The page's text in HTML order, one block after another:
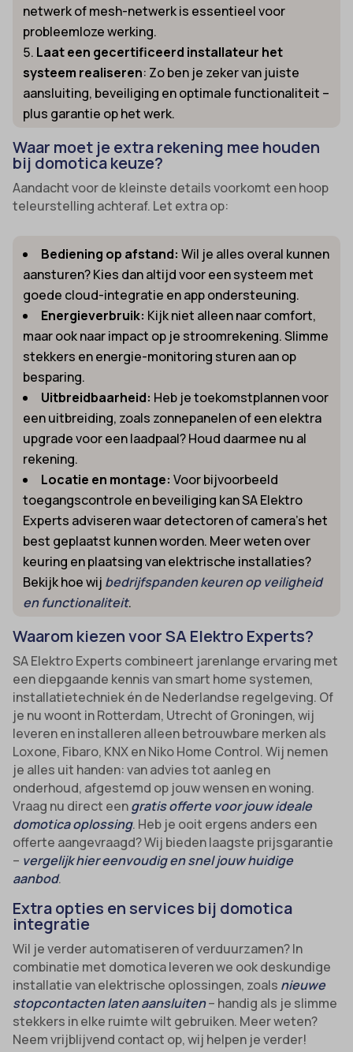
netwerk of mesh-netwerk is essentieel voor
probleemloze werking.
Laat een gecertificeerd installateur het
systeem realiseren: Zo ben je zeker van juiste
aansluiting, beveiliging en optimale functionaliteit –
plus garantie op het werk.
Waar moet je extra rekening mee houden
bij domotica keuze?
Aandacht voor de kleinste details voorkomt een hoop
teleurstelling achteraf. Let extra op:
Bediening op afstand: Wil je alles overal kunnen
aansturen? Kies dan altijd voor een systeem met
goede cloud-integratie en app ondersteuning.
Energieverbruik: Kijk niet alleen naar comfort,
maar ook naar impact op je stroomrekening. Slimme
stekkers en energie-monitoring sturen aan op
besparing.
Uitbreidbaarheid: Heb je toekomstplannen voor
een uitbreiding, zoals zonnepanelen of een elektra
upgrade voor een laadpaal? Houd daarmee nu al
rekening.
Locatie en montage: Voor bijvoorbeeld
toegangscontrole en beveiliging kan SA Elektro
Experts adviseren waar detectoren of camera’s het
best geplaatst kunnen worden. Meer weten over
keuring en plaatsing van elektrische installaties?
Bekijk hoe wij bedrijfspanden keuren op veiligheid
en functionaliteit.
Waarom kiezen voor SA Elektro Experts?
SA Elektro Experts combineert jarenlange ervaring met
een diepgaande kennis van smart home systemen,
installatietechniek én de Nederlandse regelgeving. Of
je nu woont in Rotterdam, Utrecht of Groningen, wij
leveren en installeren alleen betrouwbare merken als
Loxone, Fibaro, KNX en Niko Home Control. Wij nemen
je alles uit handen: van advies tot aanleg en
onderhoud, afgestemd op jouw wensen en woning.
Vraag nu direct eengratis offerte voor jouw ideale
domotica oplossing. Heb je ooit ergens anders een
offerte aangevraagd? Wij bieden laagste prijsgarantie
– vergelijk hier eenvoudig en snel jouw huidige
aanbod.
Extra opties en services bij domotica
integratie
Wil je verder automatiseren of verduurzamen? In
combinatie met domotica leveren we ook deskundige
installatie van elektrische oplossingen, zoals nieuwe
stopcontacten laten aansluiten– handig als je slimme
stekkers in elke ruimte wilt gebruiken. Meer weten?
Neem vrijblijvend contact op, wij helpen je verder!